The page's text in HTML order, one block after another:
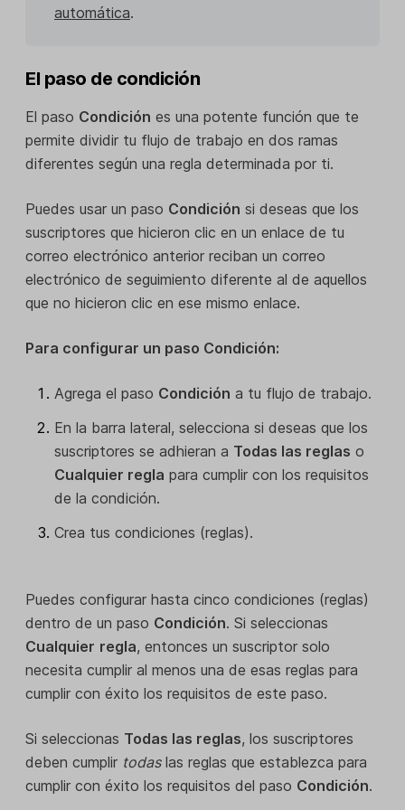
automática.
El paso de condición
El paso Condición es una potente función que te
permite dividir tu flujo de trabajo en dos ramas
diferentes según una regla determinada por ti.
Puedes usar un paso Condición si deseas que los
suscriptores que hicieron clic en un enlace de tu
correo electrónico anterior reciban un correo
electrónico de seguimiento diferente al de aquellos
que no hicieron clic en ese mismo enlace.
Para configurar un paso Condición:
Agrega el paso Condición a tu flujo de trabajo.
En la barra lateral, selecciona si deseas que los
suscriptores se adhieran a Todas las reglas o
Cualquier regla para cumplir con los requisitos
de la condición.
Crea tus condiciones (reglas).
Puedes configurar hasta cinco condiciones (reglas)
dentro de un paso Condición. Si seleccionas
Cualquier regla, entonces un suscriptor solo
necesita cumplir al menos una de esas reglas para
cumplir con éxito los requisitos de este paso.
Si seleccionas Todas las reglas, los suscriptores
deben cumplir todaslas reglas que establezca para
cumplir con éxito los requisitos del paso Condición.